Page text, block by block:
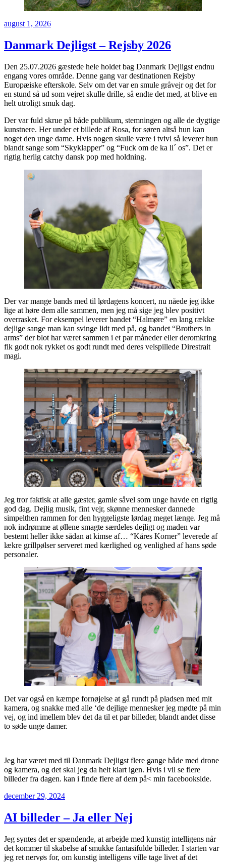
Udgivet
august 1, 2026
Danmark Dejligst – Rejsby 2026
Den 25.07.2026 gæstede hele holdet bag Danmark Dejligst endnu
engang vores område. Denne gang var destinationen Rejsby
Europæiske efterskole. Selv om det var en smule gråvejr og det for
en stund så ud som vejret skulle drille, så endte det med, at blive en
helt utroligt smuk dag.
Der var fuld skrue på både publikum, stemningen og alle de dygtige
kunstnere. Her under et billede af Rosa, for søren altså hun kan
noget den unge dame. Hvis nogen skulle være i tvivl så leverer hun
blandt sange som “Skyklapper” og “Fuck om de ka li´ os”. Det er
rigtig herlig catchy dansk pop med holdning.
Der var mange bands med til lørdagens koncert, nu nåede jeg ikke
lige at høre dem alle sammen, men jeg må sige jeg blev positivt
overrasket. For eksempel leverer bandet “Halmøre” en lang række
dejlige sange man kan svinge lidt med på, og bandet “Brothers in
arms” der blot har været sammen i et par måneder eller deromkring
fik godt nok rykket os godt rundt med deres velspillede Direstrait
magi.
Jeg tror faktisk at alle gæster, gamle såvel som unge havde en rigtig
god dag. Dejlig musik, fint vejr, skønne mennesker dannede
simpelthen rammen for den hyggeligste lørdag meget længe. Jeg må
nok indrømme at øllene smagte særdeles dejligt og maden var
bestemt heller ikke sådan at kimse af… “Kåres Korner” leverede af
lækre grillpølser serveret med kærlighed og venlighed af hans søde
personaler.
Det var også en kæmpe fornøjelse at gå rundt på pladsen med mit
kamera, og snakke med alle ‘de dejlige mennesker jeg mødte på min
vej, og ind imellem blev det da til et par billeder, blandt andet disse
to søde unge damer.
Jeg har været med til Danmark Dejligst flere gange både med drone
og kamera, og det skal jeg da helt klart igen. Hvis i vil se flere
billeder fra dagen. kan i finde flere af dem på< min facebookside.
Udgivet
december 29, 2024
AI billeder – Ja eller Nej
Jeg syntes det er spændende, at arbejde med kunstig intelligens når
det kommer til skabelse af smukke fantasifulde billeder. I starten var
jeg ret nervøs for, om kunstig intelligens ville tage livet af det